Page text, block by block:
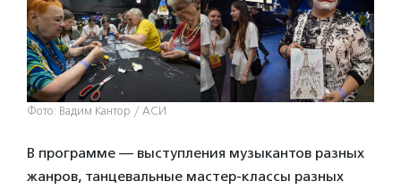
Фото: Вадим Кантор / АСИ
В программе — выступления музыкантов разных
жанров, танцевальные мастер-классы разных